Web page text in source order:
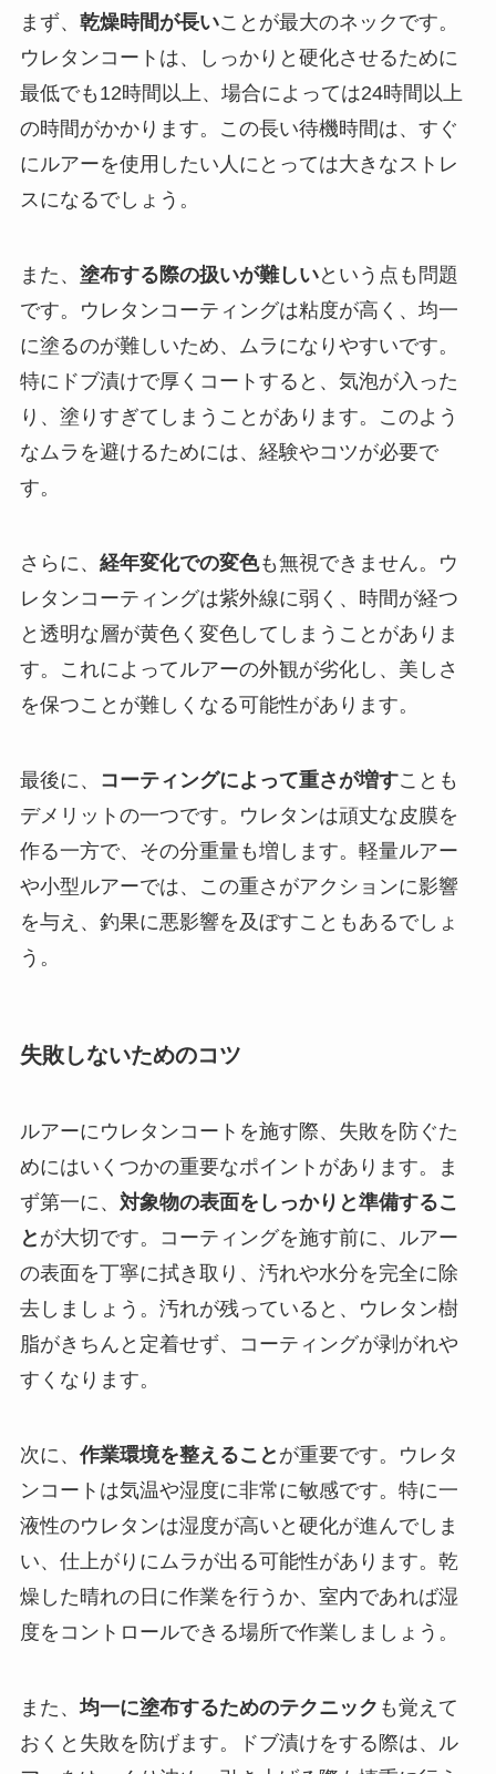
まず、 乾燥時間が長いことが最大のネックです。
ウレタンコートは、しっかりと硬化させるために
最低でも12時間以上、場合によっては24時間以上
の時間がかかります。この長い待機時間は、すぐ
にルアーを使用したい人にとっては大きなストレ
スになるでしょう。
また、 塗布する際の扱いが難しいという点も問題
です。ウレタンコーティングは粘度が高く、均一
に塗るのが難しいため、ムラになりやすいです。
特にドブ漬けで厚くコートすると、気泡が入った
り、塗りすぎてしまうことがあります。このよう
なムラを避けるためには、経験やコツが必要で
す。
さらに、 経年変化での変色も無視できません。ウ
レタンコーティングは紫外線に弱く、時間が経つ
と透明な層が黄色く変色してしまうことがありま
す。これによってルアーの外観が劣化し、美しさ
を保つことが難しくなる可能性があります。
最後に、 コーティングによって重さが増すことも
デメリットの一つです。ウレタンは頑丈な皮膜を
作る一方で、その分重量も増します。軽量ルアー
や小型ルアーでは、この重さがアクションに影響
を与え、釣果に悪影響を及ぼすこともあるでしょ
う。
失敗しないためのコツ
ルアーにウレタンコートを施す際、失敗を防ぐた
めにはいくつかの重要なポイントがあります。ま
ず第一に、 対象物の表面をしっかりと準備するこ
と が大切です。コーティングを施す前に、ルアー
の表面を丁寧に拭き取り、汚れや水分を完全に除
去しましょう。汚れが残っていると、ウレタン樹
脂がきちんと定着せず、コーティングが剥がれや
すくなります。
次に、 作業環境を整えること が重要です。ウレタ
ンコートは気温や湿度に非常に敏感です。特に一
液性のウレタンは湿度が高いと硬化が進んでしま
い、仕上がりにムラが出る可能性があります。乾
燥した晴れの日に作業を行うか、室内であれば湿
度をコントロールできる場所で作業しましょう。
また、均一に塗布するためのテクニック も覚えて
おくと失敗を防げます。ドブ漬けをする際は、ル